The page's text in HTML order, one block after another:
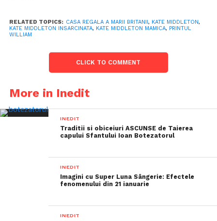
RELATED TOPICS: CASA REGALA A MARII BRITANII, KATE MIDDLETON,
KATE MIDDLETON INSARCINATA, KATE MIDDLETON MAMICA, PRINTUL
WILLIAM
CLICK TO COMMENT
More in Inedit
INEDIT
Traditii si obiceiuri ASCUNSE de Taierea
capului Sfantului Ioan Botezatorul
INEDIT
Imagini cu Super Luna Sângerie: Efectele
fenomenului din 21 ianuarie
INEDIT